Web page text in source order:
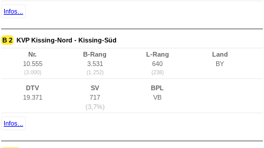
Infos...
B 2 KVP Kissing-Nord - Kissing-Süd
Nr.
10.555
(3.000)
B-Rang
3.531
(1.252)
L-Rang
640
(238)
Land
BY
DTV
19.371
SV
717
(3,7%)
BPL
VB
Infos...